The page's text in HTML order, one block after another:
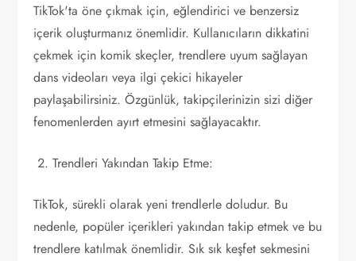
TikTok'ta öne çıkmak için, eğlendirici ve benzersiz
içerik oluşturmanız önemlidir. Kullanıcıların dikkatini
çekmek için komik skeçler, trendlere uyum sağlayan
dans videoları veya ilgi çekici hikayeler
paylaşabilirsiniz. Özgünlük, takipçilerinizin sizi diğer
fenomenlerden ayırt etmesini sağlayacaktır.
Trendleri Yakından Takip Etme:
TikTok, sürekli olarak yeni trendlerle doludur. Bu
nedenle, popüler içerikleri yakından takip etmek ve bu
trendlere katılmak önemlidir. Sık sık keşfet sekmesini